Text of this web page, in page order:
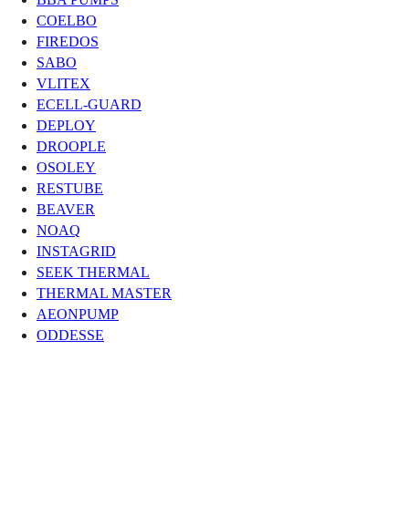
COELBO
FIREDOS
SABO
VLITEX
ECELL-GUARD
DEPLOY
DROOPLE
OSOLEY
RESTUBE
BEAVER
NOAQ
INSTAGRID
SEEK THERMAL
THERMAL MASTER
AEONPUMP
ODDESSE